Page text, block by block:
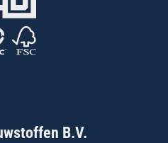
B.V.